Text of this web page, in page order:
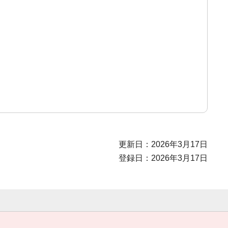
更新日：2026年3月17日
登録日：2026年3月17日